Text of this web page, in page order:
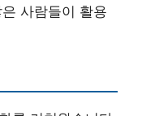
사람들이 활용